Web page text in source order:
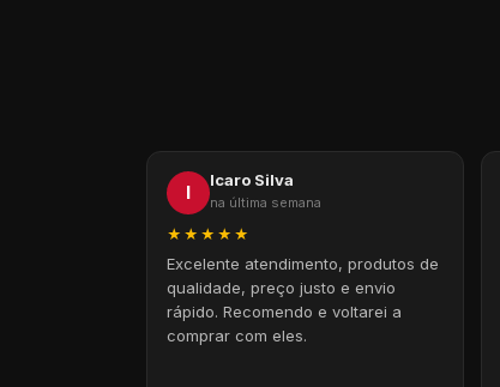
I
Icaro Silva
na última semana
★★★★★
Excelente atendimento, produtos de
qualidade, preço justo e envio
rápido. Recomendo e voltarei a
comprar com eles.